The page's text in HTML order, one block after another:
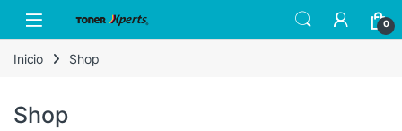
Open 0
Inicio Shop
Shop